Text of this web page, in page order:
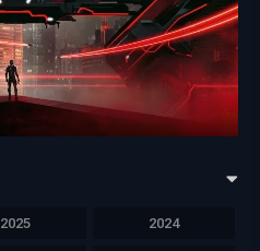
2025 2024